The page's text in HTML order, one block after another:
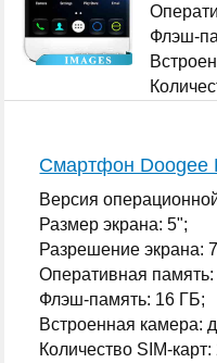
Флэш-
Смартфон Doogee
Версия
Размер экрана: 5";
Разрешение экрана:
Оперативная
Флэш-память: 16 ГБ;
Встроенная камера:
Количество SIM-карт: